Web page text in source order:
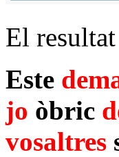
El
Este
jo òbric
vosaltres